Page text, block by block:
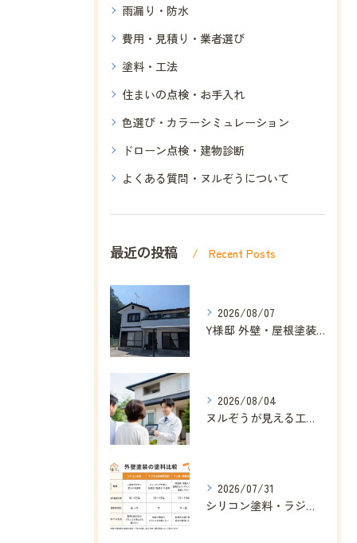
雨漏り・防水
費用・見積り・業者選び
塗料・工法
住まいの点検・お手入れ
色選び・カラーシミュレーション
ドローン点検・建物診断
よくある質問・ヌルぞうについて
最近の投稿 Recent Posts
2026/08/07
Y様邸 外壁・屋根塗装工事が完工しました｜ヌルぞう
2026/08/04
ヌルぞうが見える工事にこだわる理由｜ドローン点検・赤外線診断で安心を分かりやすく｜ヌルぞう
2026/07/31
シリコン塗料・ラジカル塗料・フッ素塗料の違いを分かりやすく解説｜ヌルぞう